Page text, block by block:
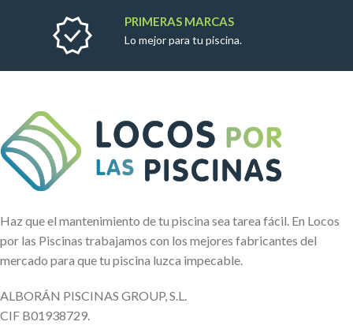
PRIMERAS MARCAS
Lo mejor para tu piscina.
Haz que el mantenimiento de tu piscina sea tarea fácil. En Locos
por las Piscinas trabajamos con los mejores fabricantes del
mercado para que tu piscina luzca impecable.
ALBORÁN PISCINAS GROUP, S.L.
CIF B01938729.